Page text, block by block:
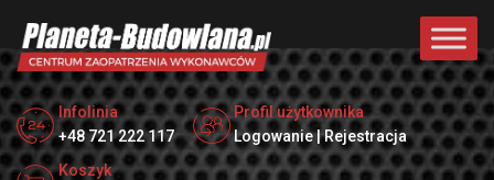
Infolinia
+48 721 222 117
Profil użytkownika
Logowanie | Rejestracja
Koszyk